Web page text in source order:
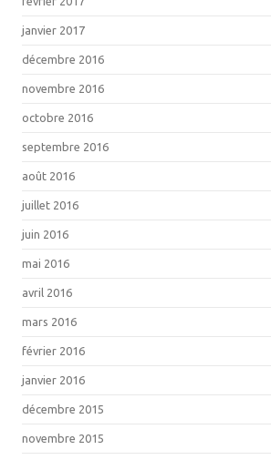
janvier 2017
décembre 2016
novembre 2016
octobre 2016
septembre 2016
août 2016
juillet 2016
juin 2016
mai 2016
avril 2016
mars 2016
février 2016
janvier 2016
décembre 2015
novembre 2015